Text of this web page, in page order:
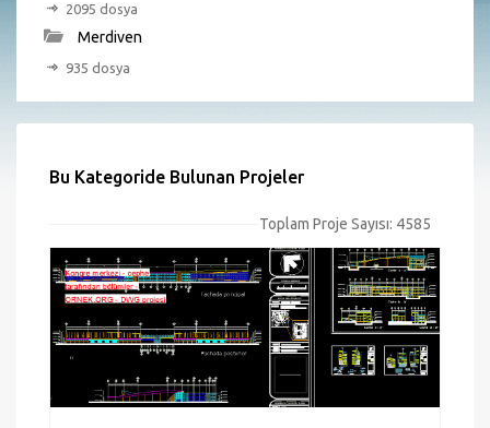
2095 dosya
Merdiven
935 dosya
Bu Kategoride Bulunan Projeler
Toplam Proje Sayısı: 4585